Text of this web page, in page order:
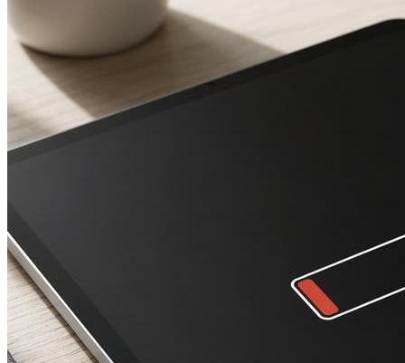
Увлажнитель
РЕМОНТ
Дрель
Перфоратор